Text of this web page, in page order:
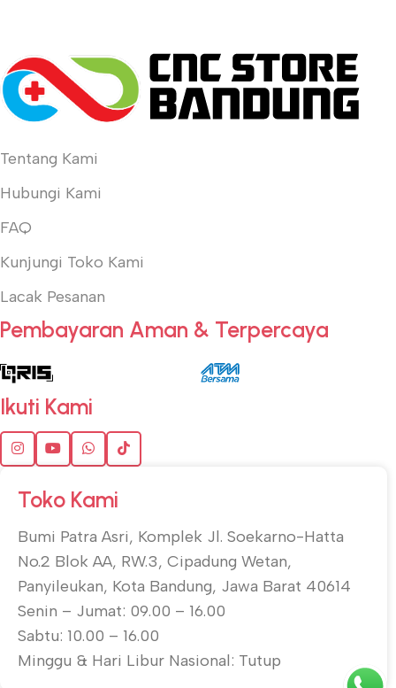
Tentang Kami
Hubungi Kami
FAQ
Kunjungi Toko Kami
Lacak Pesanan
Pembayaran Aman & Terpercaya
Ikuti Kami
Toko Kami
Bumi Patra Asri, Komplek Jl. Soekarno-Hatta
No.2 Blok AA, RW.3, Cipadung Wetan,
Panyileukan, Kota Bandung, Jawa Barat 40614
Senin – Jumat: 09.00 – 16.00
Sabtu: 10.00 – 16.00
Minggu & Hari Libur Nasional: Tutup